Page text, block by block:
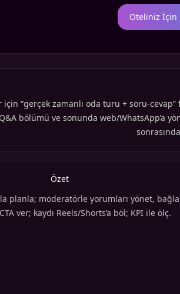
Oteliniz İçin
için “gerçek zamanlı oda turu + soru-
bölümü ve sonunda web/WhatsApp’a
Özet
planla; moderatörle yorumları yönet,
ver; kaydı Reels/Shorts’a böl; KPI ile ölç.